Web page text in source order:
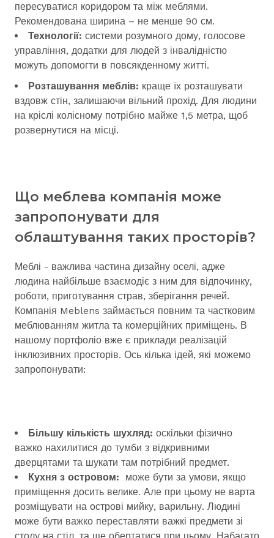
пересуватися коридором та між меблями.
Рекомендована ширина – не менше 90 см.
Технології: системи розумного дому, голосове
управління, додатки для людей з інвалідністю
можуть допомогти в повсякденному житті.
Розташування меблів: краще їх розташувати
вздовж стін, залишаючи вільний прохід. Для людини
на кріслі колісному потрібно майже 1,5 метра, щоб
розвернутися на місці.
Що меблева компанія може
запропонувати для
облаштування таких просторів?
Меблі - важлива частина дизайну оселі, адже
людина найбільше взаємодіє з ним для відпочинку,
роботи, приготування страв, зберігання речей.
Компанія Meblens займається повним та частковим
меблюванням житла та комерційних приміщень. В
нашому портфоліо вже є приклади реалізацій
інклюзивних просторів. Ось кілька ідей, які можемо
запропонувати:
Більшу кількість шухляд: оскільки фізично
важко нахилитися до тумби з відкривними
дверцятами та шукати там потрібний предмет.
Кухня з островом:
може бути за умови, якщо
приміщення досить велике. Але при цьому не варта
розміщувати на острові мийку, варильну. Людині
може бути важко переставляти важкі предмети зі